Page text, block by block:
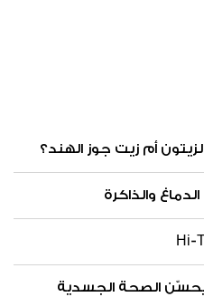
أم زيت جوز الهند؟
يحسّن الصحة الجسدية